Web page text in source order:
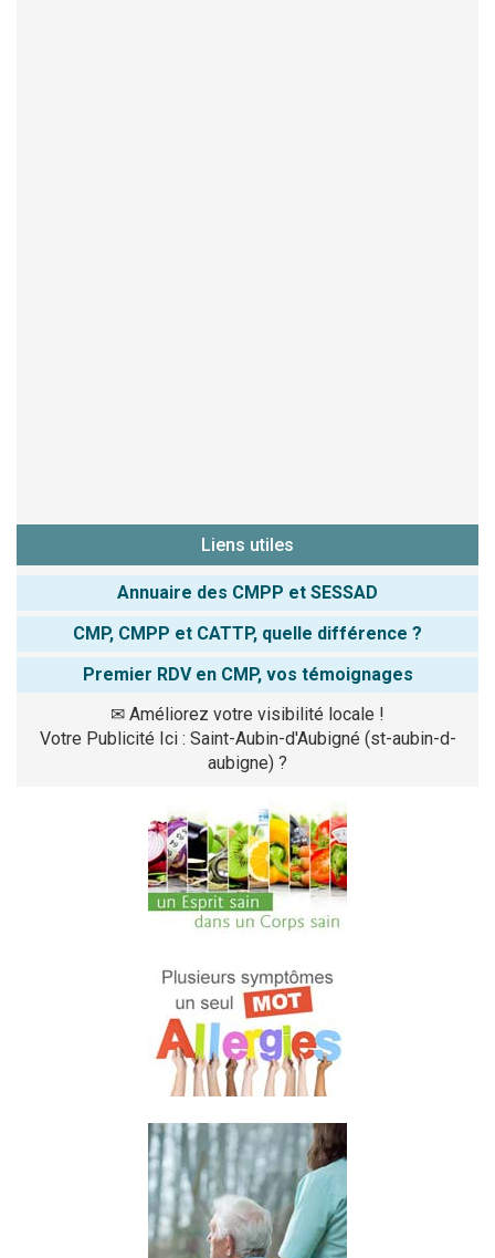
Liens utiles
Annuaire des CMPP et SESSAD
CMP, CMPP et CATTP, quelle différence ?
Premier RDV en CMP, vos témoignages
✉ Améliorez votre visibilité locale !
Votre Publicité Ici : Saint-Aubin-d'Aubigné (st-aubin-d-
aubigne) ?